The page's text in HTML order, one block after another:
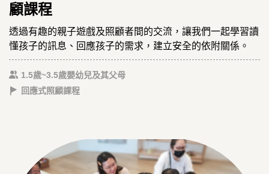
顧課程
透過有趣的親子遊戲及照顧者間的交流，讓我們一起學習讀
懂孩子的訊息、回應孩子的需求，建立安全的依附關係。
1.5歲~3.5歲嬰幼兒及其父母
回應式照顧課程